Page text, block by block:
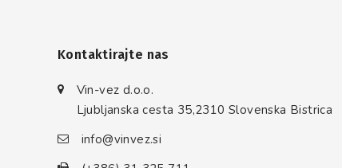
Kontaktirajte nas
Vin-vez d.o.o.
Ljubljanska cesta 35,2310 Slovenska Bistrica
info@vinvez.si